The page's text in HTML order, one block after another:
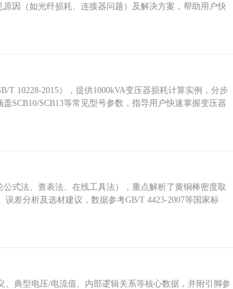
因（如光纤损耗、连接器问题）及解决方案，帮助用户快
10228-2015），提供1000kVA变压器损耗计算实例，分步
SCB10/SCB13等常见型号参数，指导用户快速掌握变压器
式法、查表法、在线工具法），重点解析了黄铜棒密度取
差分析及选材建议，数据参考GB/T 4423-2007等国家标
典型电压/电流值、内部逻辑关系等核心数据，并附引脚参